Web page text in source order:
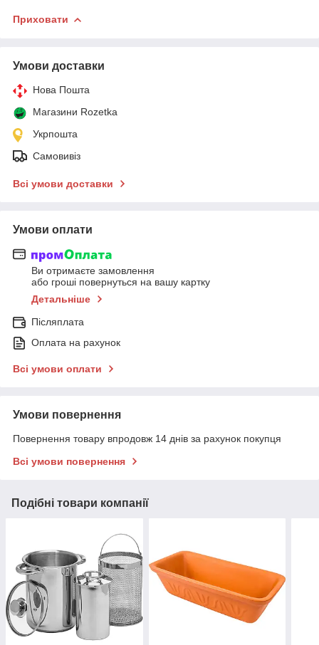
Приховати
Умови доставки
Нова Пошта
Магазини Rozetka
Укрпошта
Самовивіз
Всі умови доставки
Умови оплати
Ви отримаєте замовлення
або гроші повернуться на вашу картку
Детальніше
Післяплата
Оплата на рахунок
Всі умови оплати
Умови повернення
Повернення товару впродовж 14 днів за рахунок покупця
Всі умови повернення
Подібні товари компанії